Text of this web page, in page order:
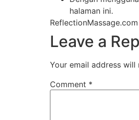
halaman ini.
ReflectionMassage.com
Leave a
Your email address will
Comment *